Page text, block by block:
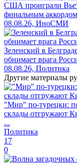
США проиграли
финальным
08.08.26, ИноСМИ
Зеленский в
обнимает врага
08.08.26, Политика
Другие материалы
"Мир" по-турецки:
склады отгружают
...
Политика
17
0